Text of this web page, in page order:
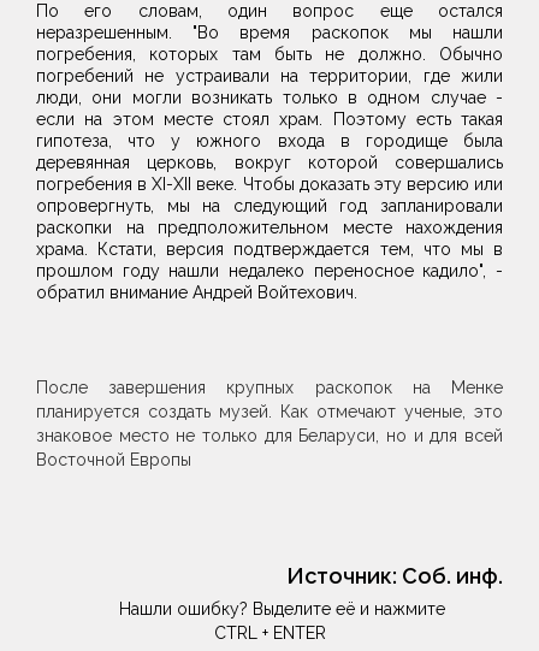
По его словам, один вопрос еще остался
неразрешенным. "Во время раскопок мы нашли
погребения, которых там быть не должно. Обычно
погребений не устраивали на территории, где жили
люди, они могли возникать только в одном случае -
если на этом месте стоял храм. Поэтому есть такая
гипотеза, что у южного входа в городище была
деревянная церковь, вокруг которой совершались
погребения в XI-XII веке. Чтобы доказать эту версию или
опровергнуть, мы на следующий год запланировали
раскопки на предположительном месте нахождения
храма. Кстати, версия подтверждается тем, что мы в
прошлом году нашли недалеко переносное кадило", -
обратил внимание Андрей Войтехович.
После завершения крупных раскопок на Менке
планируется создать музей. Как отмечают ученые, это
знаковое место не только для Беларуси, но и для всей
Восточной Европы
Источник: Соб. инф.
Нашли ошибку? Выделите её и нажмите
CTRL + ENTER